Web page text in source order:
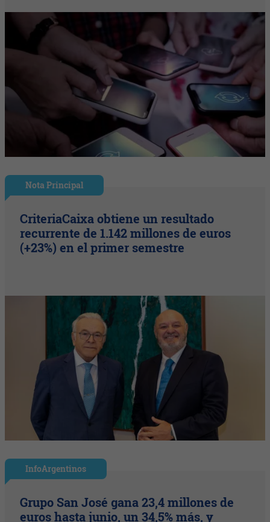
Nota Principal
CriteriaCaixa obtiene un resultado
recurrente de 1.142 millones de euros
(+23%) en el primer semestre
InfoArgentinos
Grupo San José gana 23,4 millones de
euros hasta junio, un 34,5% más, y